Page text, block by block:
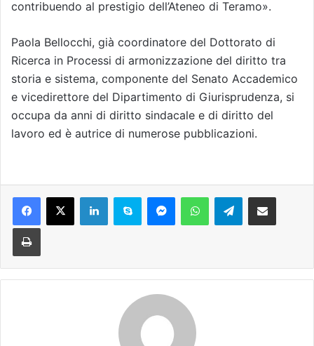
contribuendo al prestigio dell’Ateneo di Teramo».
Paola Bellocchi, già coordinatore del Dottorato di
Ricerca in Processi di armonizzazione del diritto tra
storia e sistema, componente del Senato Accademico
e vicedirettore del Dipartimento di Giurisprudenza, si
occupa da anni di diritto sindacale e di diritto del
lavoro ed è autrice di numerose pubblicazioni.
Telegram